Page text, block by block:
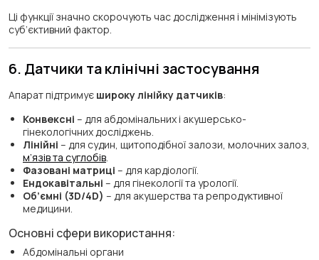
Ці функції значно скорочують час дослідження і мінімізують
суб’єктивний фактор.
6. Датчики та клінічні застосування
Апарат підтримує широку лінійку датчиків:
Конвексні – для абдомінальних і акушерсько-
гінекологічних досліджень.
Лінійні – для судин, щитоподібної залози, молочних залоз,
м’язів та суглобів
Фазовані матриці – для кардіології.
Ендокавітальні – для гінекології та урології.
Об’ємні (3D/4D) – для акушерства та репродуктивної
медицини.
Основні сфери використання:
Абдомінальні органи